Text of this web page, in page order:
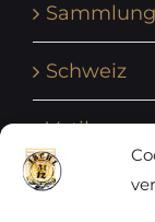
Schweiz
Vatikan
Vereinte